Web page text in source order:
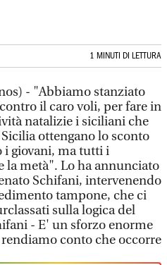
1 MINUTI DI LETTURA
- "Abbiamo stanziato
il caro voli, per fare in
natalizie i siciliani che
ottengano lo sconto
i giovani, ma tutti i
la metà". Lo ha annunciato
Schifani, intervenendo
tampone, che ci
sulla logica del
- E' un sforzo enorme
conto che occorre